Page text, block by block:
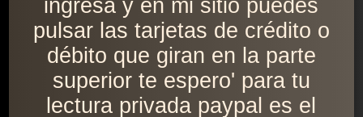
ingresa y en mi sitio puedes
pulsar las tarjetas de crédito o
débito que giran en la parte
superior te espero' para tu
lectura privada paypal es el